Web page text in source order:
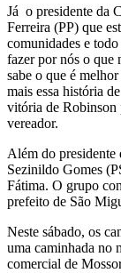
Já o presidente da
Ferreira (PP) que
comunidades e
fazer por nós o que
sabe o que é
mais essa história
vitória de Robinson
vereador.
Além do presidente
Sezinildo Gomes
Fátima. O grupo
prefeito de São
Neste sábado, os
uma caminhada no
comercial de